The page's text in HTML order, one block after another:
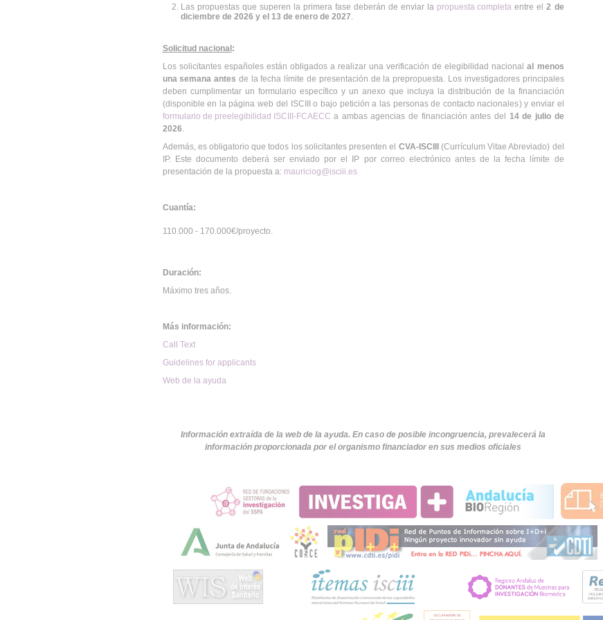
Las propuestas que superen la primera fase deberán de enviar la propuesta completa entre el2 de
diciembre de 2026 y el 13 de enero de 2027.
Solicitud nacional :
Los solicitantes españoles están obligados a realizar una verificación de elegibilidad nacionalal menos
una semana antes de la fecha límite de presentación de la prepropuesta. Los investigadores principales
deben cumplimentar un formulario específico y un anexo que incluya la distribución de la financiación
(disponible en la página web del ISCIII o bajo petición a las personas de contacto nacionales) y enviar el
formulario de preelegibilidad ISCIII-FCAECC a ambas agencias de financiación antes del 14 de julio de
2026.
Además, es obligatorio que todos los solicitantes presenten el CVA-ISCIII
(Currículum Vitae Abreviado) del
IP. Este documento deberá ser enviado por el IP por correo electrónico antes de la fecha límite de
presentación de la propuesta a: mauriciog@isciii.es
Cuantía:
110.000 - 170.000€/proyecto.
Duración:
Máximo tres años.
Más información:
Call Text
Guidelines for applicants
Web de la ayuda
Información extraída de la web de la ayuda. En caso de posible incongruencia, prevalecerá la
información proporcionada por el organismo financiador en sus medios oficiales